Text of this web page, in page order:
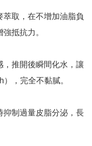
取，在不增加油脂負
抵抗力。
推開後瞬間化水，讓
，完全不黏膩。
抑制過量皮脂分泌，長